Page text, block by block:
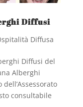
Diffusi
Diffusa
Diffusi del
Alberghi
consultabile